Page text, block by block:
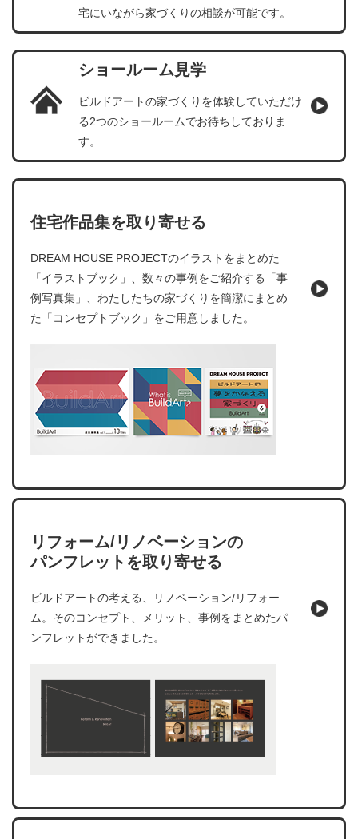
宅にいながら家づくりの相談が可能です。
ショールーム見学
ビルドアートの家づくりを体験していただけ
る2つのショールームでお待ちしておりま
す。
住宅作品集を取り寄せる
DREAM HOUSE PROJECTのイラストをまとめた
「イラストブック」、数々の事例をご紹介する「事
例写真集」、わたしたちの家づくりを簡潔にまとめ
た「コンセプトブック」をご用意しました。
リフォーム/リノベーションの
パンフレットを取り寄せる
ビルドアートの考える、リノベーション/リフォー
ム。そのコンセプト、メリット、事例をまとめたパ
ンフレットができました。